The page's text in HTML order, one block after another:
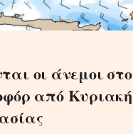
οι άνεμοι στο
από Κυριακή